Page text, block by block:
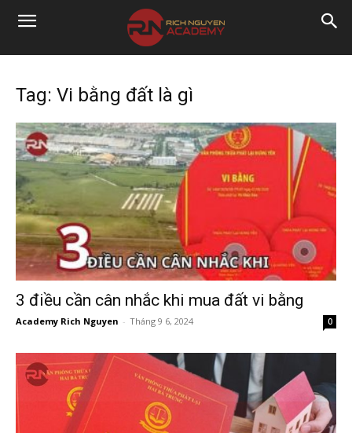
Tag: Vi bằng đất là gì
3 điều cần cân nhắc khi mua đất vi bằng
Academy Rich Nguyen - Tháng 9 6, 2024 0